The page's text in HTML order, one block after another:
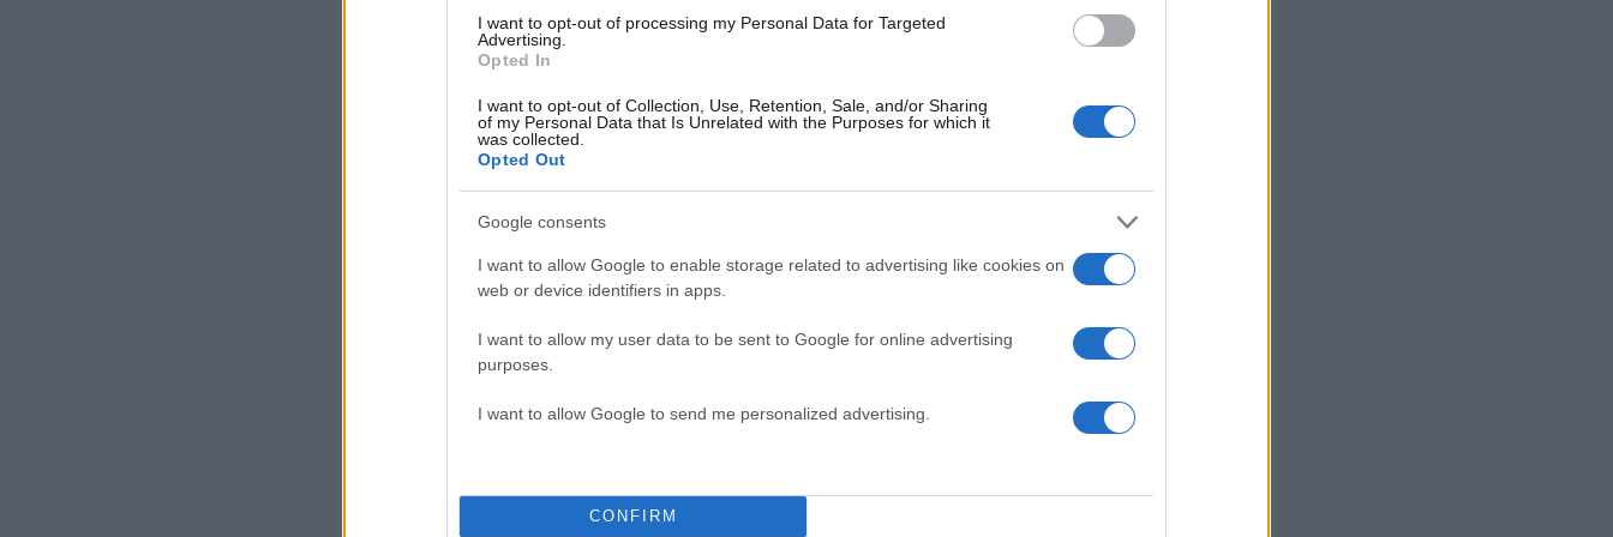
I want to opt-out of processing my Personal Data for Targeted
Advertising.
Opted In
I want to opt-out of Collection, Use, Retention, Sale, and/or Sharing
of my Personal Data that Is Unrelated with the Purposes for which it
was collected.
Opted Out
Google consents
I want to allow Google to enable storage related to advertising like cookies on
web or device identifiers in apps.
I want to allow my user data to be sent to Google for online advertising
purposes.
I want to allow Google to send me personalized advertising.
CONFIRM